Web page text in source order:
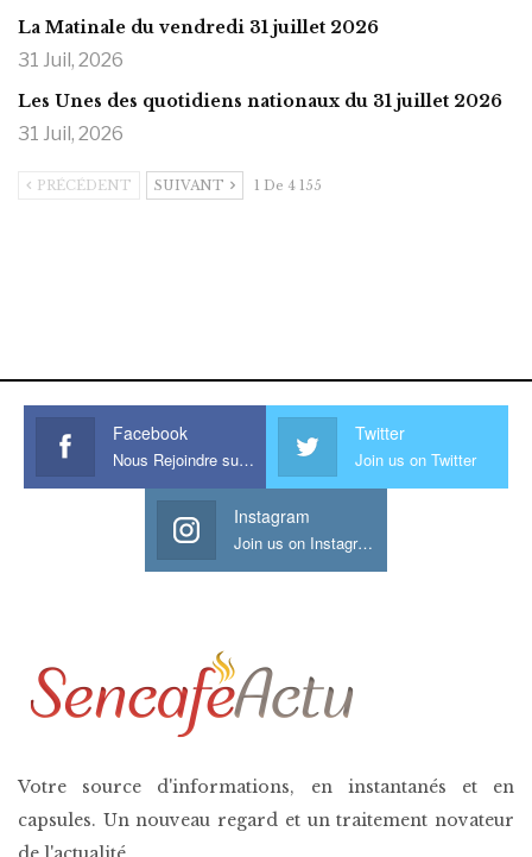
La Matinale du vendredi 31 juillet 2026
31 Juil, 2026
Les Unes des quotidiens nationaux du 31 juillet 2026
31 Juil, 2026
PRÉCÉDENT SUIVANT 1 De 4 155
Facebook
Nous Rejoindre sur Facebook
Twitter
Join us on Twitter
Instagram
Join us on Instagram
Votre source d'informations, en instantanés et en
capsules. Un nouveau regard et un traitement novateur